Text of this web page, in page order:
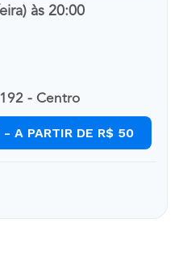
às 20:00
- Centro
- A PARTIR DE R$ 50